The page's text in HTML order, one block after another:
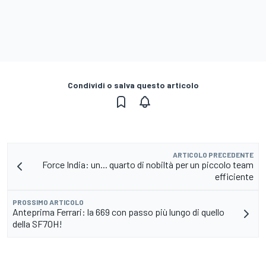
Condividi o salva questo articolo
ARTICOLO PRECEDENTE
Force India: un... quarto di nobiltà per un piccolo team
efficiente
PROSSIMO ARTICOLO
Anteprima Ferrari: la 669 con passo più lungo di quello
della SF70H!